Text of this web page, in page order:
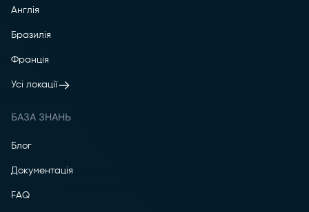
Англія
Бразилія
Франція
Усі локації
БАЗА ЗНАНЬ
Блог
Документація
FAQ